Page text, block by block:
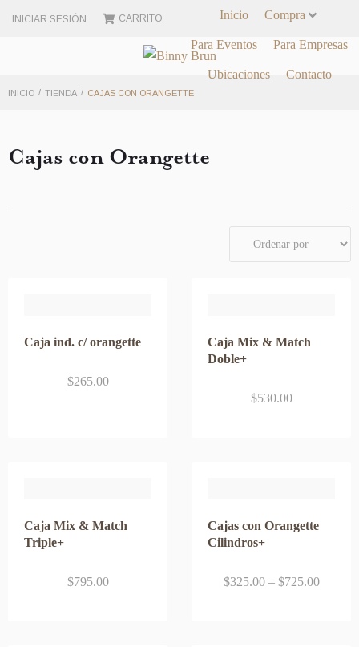
CARRITO
INICIAR SESIÓN Inicio Compra
Para Eventos Para Empresas
Ubicaciones Contacto
INICIO / TIENDA / CAJAS CON ORANGETTE
Cajas con Orangette
Caja ind. c/ orangette
$265.00
Caja Mix & Match
Doble+
$530.00
Caja Mix & Match
Triple+
$795.00
Cajas con Orangette
Cilindros+
$325.00 – $725.00